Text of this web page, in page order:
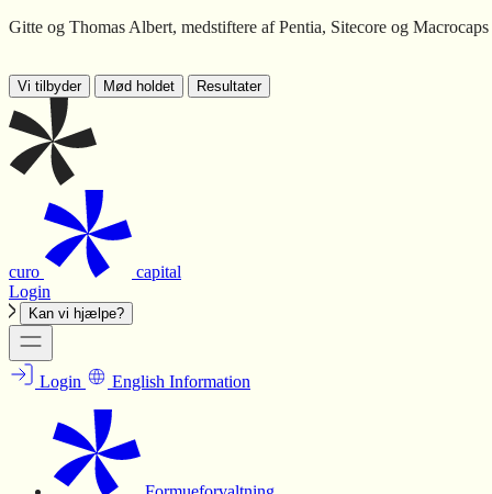
Gitte og Thomas Albert, medstiftere af Pentia, Sitecore og Macrocaps
Vi tilbyder Mød holdet Resultater
curo
capital
Login
Kan vi hjælpe?
Login English Information